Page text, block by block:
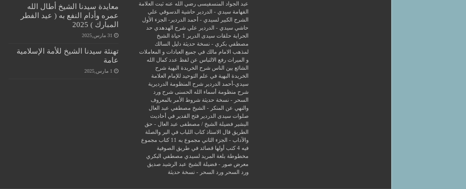
عبد الجواد المنسفيسى رضي الله عنه ثبت العلامة
الفهامة سيدي - الدردير
حاشية الدسوقي علي
الشرح الكبير لسيدي - أحمد الدردير- الجزء الأول
حاشي سيدي - الدردير علي شرح الهدهدي حد
الحرابة حلقات سيدى الدرير 1
حياة الشيخ
مصطفي بكري - نسخة حديثة دليل السالك
لمذهب الامام مالك في جميع العبادات و المعاملات
و الميراث رفع الالتباس عن لفظ عدد كمال الله
الشائع بين الناس شرح الخريدة البهية شرح
الخريدة البهية في علم التوحيد للإمام العلامة
سيدي-أحمد الدردير شرح المنظومة الدرديرية
شرح منظومة أسماء الله الحسنى شرح ورد
السحر - نسخة حديثة شروط الأمر بالمعروف
والنهي عن المنكر - الشيخ مصطفي عبد العال
صلوات سيدى الدردير فتح القدير في أحاديث
البشير فضيلة الشيخ / مصطفى عبد العال - حق
الطريق
قال الاستاذ كتاب اللباب في البر والصلة
والآداب - الجزء الثاني مجموع به 11 كتاب
مجموع
فيه 4 كتب أولها قصائد في طريق الصوفية
مخطوطة بلغة المريد لسيدي مصطفي البكري
معرض صور - فضيلة الشيخ عبد الرشيد صديق
ورد السحر ورد السحر - نسخة حديثة
معايدة سيدنا الشيخ أطال الله
عمره وأدام النفع به ( عيد الفطر
المبارك ) 2025
31 مارس,2025
تهنئة سيدنا الشيخ للأمة الإسلامية
عامة
1 مارس,2025